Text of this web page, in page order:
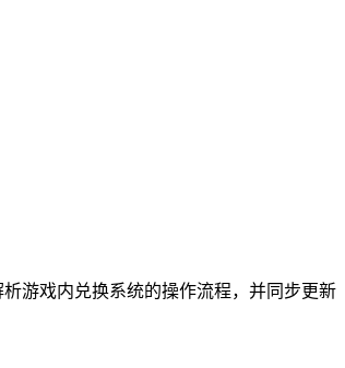
游戏内兑换系统的操作流程，并同步更新